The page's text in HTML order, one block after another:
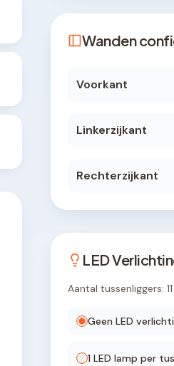
Wanden
Voorkant
Linkerzijkant
Rechterzijkant
LED
Aantal tussenliggers: 11
Geen LED
1 LED lamp per